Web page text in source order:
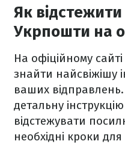
Як
Укрпошти на
На офіційному сайті
знайти найсвіжішу
ваших відправлень.
детальну
відстежувати
необхідні кроки